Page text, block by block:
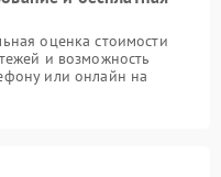
оценка стоимости
и возможность
или онлайн на